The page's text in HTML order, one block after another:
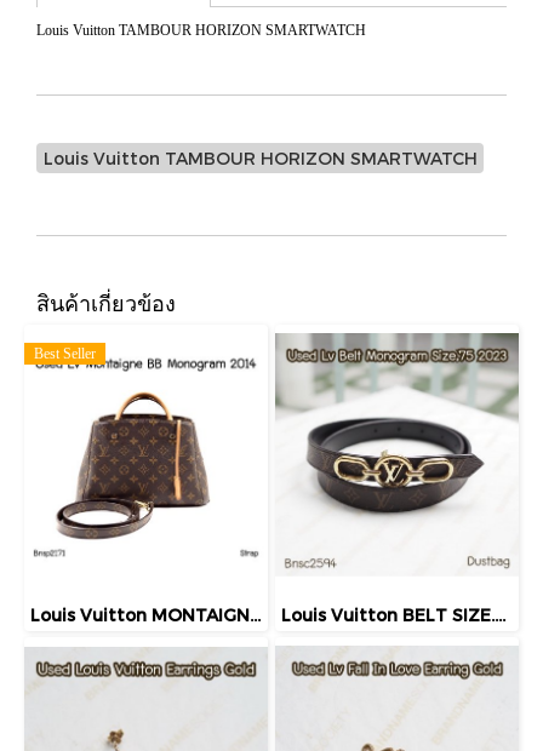
Louis Vuitton TAMBOUR HORIZON SMARTWATCH
Louis Vuitton TAMBOUR HORIZON SMARTWATCH
สินค้าเกี่ยวข้อง
Best Seller
Louis Vuitton MONTAIGNE BB MONOGRAM 2014 Louis Vuitton BELT SIZE.75 MONOGRAM 2023